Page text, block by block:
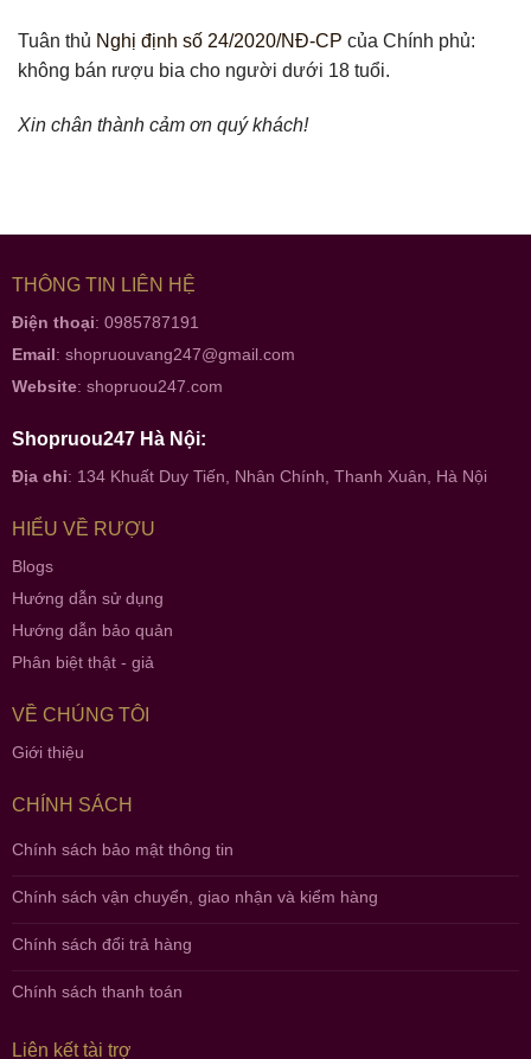
Tuân thủ Nghị định số 24/2020/NĐ-CP của Chính phủ:
không bán rượu bia cho người dưới 18 tuổi.
Xin chân thành cảm ơn quý khách!
THÔNG TIN LIÊN HỆ
Điện thoại: 0985787191
Email: shopruouvang247@gmail.com
Website: shopruou247.com
Shopruou247 Hà Nội:
Địa chỉ: 134 Khuất Duy Tiến, Nhân Chính, Thanh Xuân, Hà Nội
HIỂU VỀ RƯỢU
Blogs
Hướng dẫn sử dụng
Hướng dẫn bảo quản
Phân biệt thật - giả
VỀ CHÚNG TÔI
Giới thiệu
CHÍNH SÁCH
Chính sách bảo mật thông tin
Chính sách vận chuyển, giao nhận và kiểm hàng
Chính sách đổi trả hàng
Chính sách thanh toán
Liên kết tài trợ